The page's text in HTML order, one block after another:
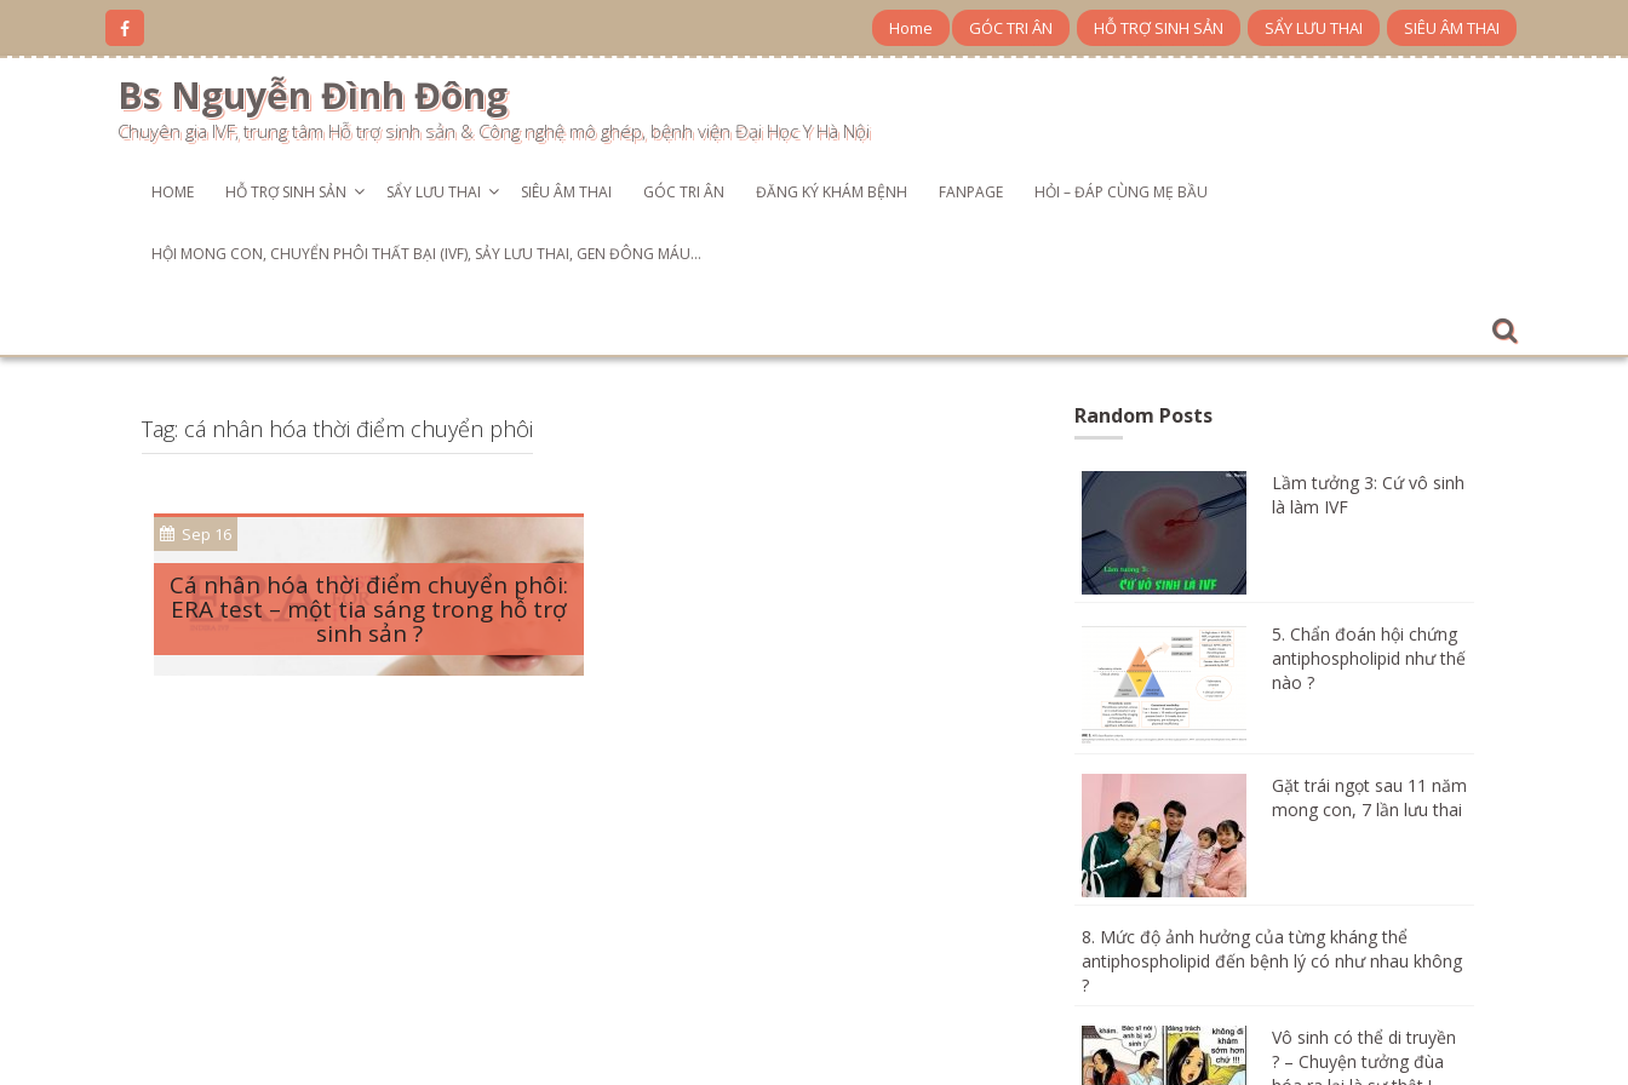
content
Home GÓC TRI ÂN HỖ TRỢ SINH SẢN SẨY LƯU THAI SIÊU ÂM THAI
Bs Nguyễn Đình Đông
Chuyên gia IVF, trung tâm Hỗ trợ sinh sản & Công nghệ mô ghép, bệnh viện Đại Học Y Hà Nội
HOME HỖ TRỢ SINH SẢN SẨY LƯU THAI SIÊU ÂM THAI GÓC TRI ÂN ĐĂNG KÝ KHÁM BỆNH FANPAGE HỎI – ĐÁP CÙNG MẸ BẦU
HỘI MONG CON, CHUYỂN PHÔI THẤT BẠI (IVF), SẢY LƯU THAI, GEN ĐÔNG MÁU…
Tag: cá nhân hóa thời điểm chuyển phôi
Sep 16
Cá nhân hóa thời điểm chuyển phôi:
ERA test – một tia sáng trong hỗ trợ
sinh sản ?
Random Posts
Lầm tưởng 3: Cứ vô sinh
là làm IVF
5. Chẩn đoán hội chứng
antiphospholipid như thế
nào ?
Gặt trái ngọt sau 11 năm
mong con, 7 lần lưu thai
8. Mức độ ảnh hưởng của từng kháng thể
antiphospholipid đến bệnh lý có như nhau không
?
Vô sinh có thể di truyền
? – Chuyện tưởng đùa